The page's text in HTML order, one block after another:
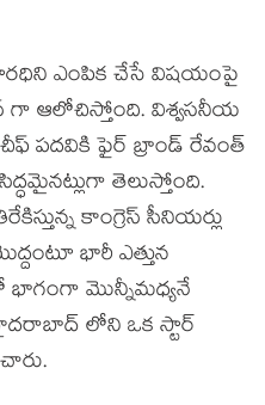
ఎంపిక చేసే విషయంపై
గా ఆలోచిస్తోంది. విశ్వసనీయ
పదవికి ఫైర్ బ్రాండ్ రేవంత్
తెలుస్తోంది.
కాంగ్రెస్ సీనియర్లు
భారీ ఎత్తున
భాగంగా మొన్నీమధ్యనే
హైదరాబాద్ లోని ఒక స్టార్